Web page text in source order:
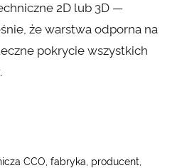
2D lub 3D —
że warstwa odporna na
pokrycie wszystkich
CCO, fabryka, producent,